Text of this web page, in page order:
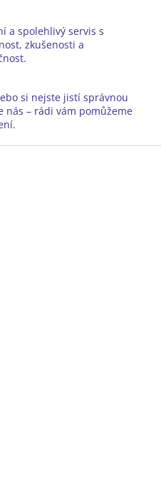
k
y
v
i
s
u
a spolehlivý servis s
zkušenosti a
si nejste jistí správnou
nás – rádi vám pomůžeme